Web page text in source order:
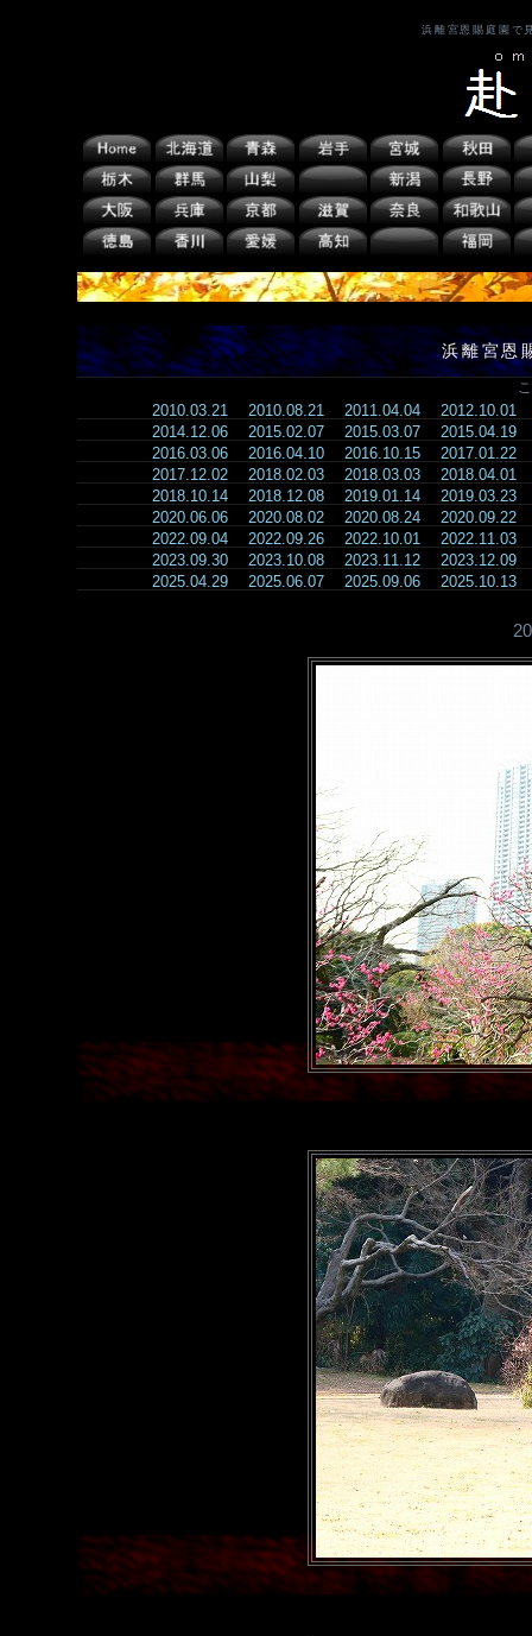
浜離宮恩賜庭園で
浜離宮恩
2010.03.21 2010.08.21 2011.04.04
2012.10.01
2014.12.06
2015.02.07 2015.03.07
2015.04.19
2016.03.06
2016.04.10 2016.10.15
2017.01.22
2017.12.02
2018.02.03 2018.03.03
2018.04.01
2018.10.14
2018.12.08 2019.01.14
2019.03.23
2020.06.06
2020.08.02 2020.08.24
2020.09.22
2022.09.04
2022.09.26 2022.10.01
2022.11.03
2023.09.30
2023.10.08 2023.11.12
2023.12.09
2025.04.29
2025.06.07 2025.09.06 2025.10.13